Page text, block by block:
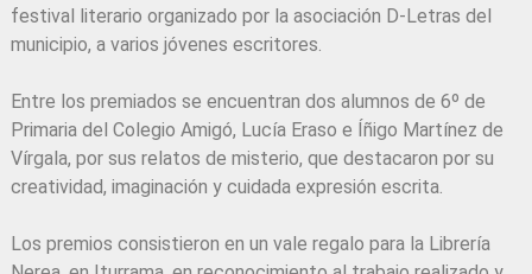
festival literario organizado por la asociación D-Letras del
municipio, a varios jóvenes escritores.
Entre los premiados se encuentran dos alumnos de 6º de
Primaria del Colegio Amigó, Lucía Eraso e Íñigo Martínez de
Vírgala, por sus relatos de misterio, que destacaron por su
creatividad, imaginación y cuidada expresión escrita.
Los premios consistieron en un vale regalo para la Librería